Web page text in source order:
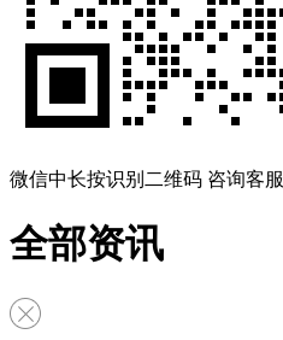
微信中长按识别二维码 咨询客服
全部资讯